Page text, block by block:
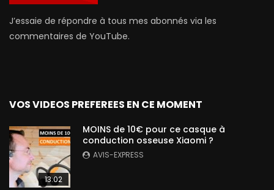
J’essaie de répondre à tous mes abonnés via les
commentaires de YouTube.
VOS VIDEOS PREFEREES EN CE MOMENT
13:02
MOINS de 10€ pour ce casque à
conduction osseuse Xiaomi ?
AVIS-EXPRESS